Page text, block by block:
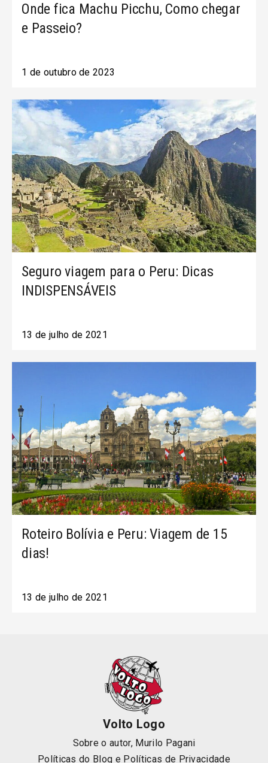
Onde fica Machu Picchu, Como chegar
e Passeio?
1 de outubro de 2023
Seguro viagem para o Peru: Dicas
INDISPENSÁVEIS
13 de julho de 2021
Roteiro Bolívia e Peru: Viagem de 15
dias!
13 de julho de 2021
Volto Logo
Sobre o autor, Murilo Pagani
Políticas do Blog e Políticas de Privacidade